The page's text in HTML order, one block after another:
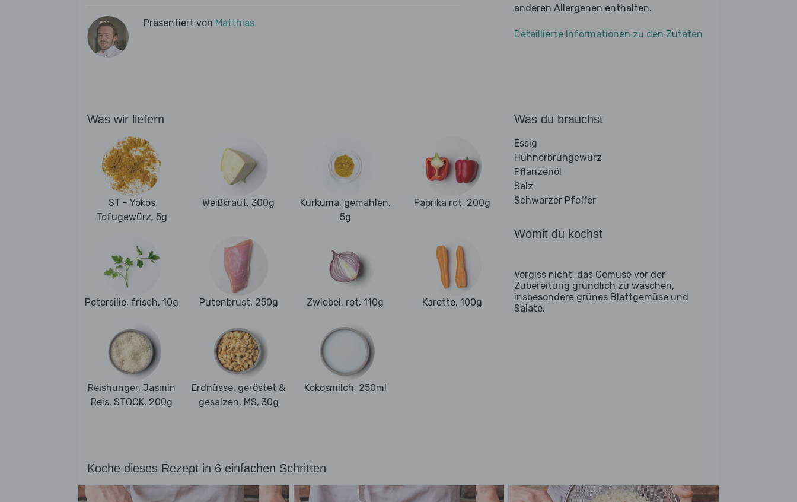
Präsentiert von Matthias
anderen Allergenen enthalten.
Detaillierte Informationen zu den Zutaten
Was wir liefern
ST - Yokos
Tofugewürz, 5g
Weißkraut, 300g
Kurkuma, gemahlen,
5g
Paprika rot, 200g
Petersilie, frisch, 10g Putenbrust, 250g Zwiebel, rot, 110g Karotte, 100g
Reishunger, Jasmin
Reis, STOCK, 200g
Erdnüsse, geröstet &
gesalzen, MS, 30g
Kokosmilch, 250ml
Was du brauchst
Essig
Hühnerbrühgewürz
Pflanzenöl
Salz
Schwarzer Pfeffer
Womit du kochst
Vergiss nicht, das Gemüse vor der
Zubereitung gründlich zu waschen,
insbesondere grünes Blattgemüse und
Salate.
Koche dieses Rezept in 6 einfachen Schritten